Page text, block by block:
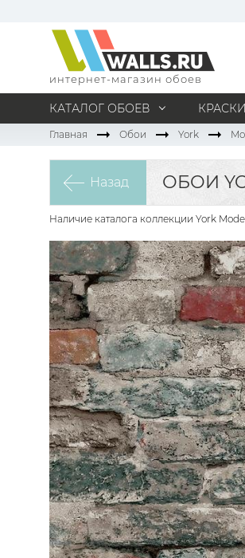
интернет-магазин обоев
КАТАЛОГ ОБОЕВ КРАСКИ
МАТЕРИАЛ
Под покраску
Натуральные
Виниловые
Бумажные
ПОМЕЩЕНИЕ
Кабинет
Коридор Офис
Спальня
Детская Кухня
Все типы помещений
ЦВЕТА
Главная Обои York
Назад ОБОИ
Наличие каталога коллекции York